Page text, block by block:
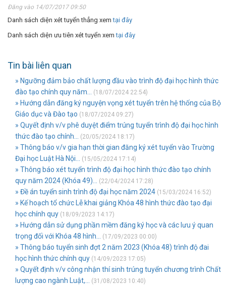
Đăng vào 14/07/2017 09:50
Danh sách diện xét tuyển thẳng xemtại đây
Danh sách diện ưu tiên xét tuyển xemtại đây
Tin bài liên quan
» Ngưỡng đảm bảo chất lượng đầu vào trình độ đại học hình thức
đào tạo chính quy năm...
(18/07/2024 22:54)
» Hướng dẫn đăng ký nguyện vọng xét tuyển trên hệ thống của Bộ
Giáo dục và Đào tạo (18/07/2024 09:27)
» Quyết định v/v phê duyệt điểm trúng tuyển trình độ đại học hình
thức đào tạo chính...
(20/05/2024 18:17)
» Thông báo v/v gia hạn thời gian đăng ký xét tuyển vào Trường
Đại học Luật Hà Nội...
(15/05/2024 17:14)
» Thông báo xét tuyển trình độ đại học hình thức đào tạo chính
quy năm 2024 (Khóa 49)...
(22/04/2024 17:28)
» Đề án tuyển sinh trình độ đại học năm 2024 (15/03/2024 16:52)
» Kế hoạch tổ chức Lễ khai giảng Khóa 48 hình thức đào tạo đại
học chính quy (18/09/2023 14:17)
» Hướng dẫn sử dụng phần mềm đăng ký học và các lưu ý quan
trọng đối với Khóa 48 hình...
(17/09/2023 00:00)
» Thông báo tuyển sinh đợt 2 năm 2023 (Khóa 48) trình độ đai
học hình thức chính quy (14/09/2023 17:05)
» Quyết định v/v công nhận thí sinh trúng tuyển chương trình Chất
lượng cao ngành Luật,...
(31/08/2023 10:40)